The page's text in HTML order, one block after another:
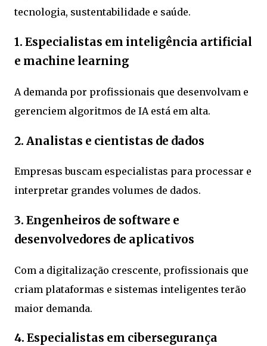
tecnologia, sustentabilidade e saúde.
1. Especialistas em inteligência artificial
e machine learning
A demanda por profissionais que desenvolvam e
gerenciem algoritmos de IA está em alta.
2. Analistas e cientistas de dados
Empresas buscam especialistas para processar e
interpretar grandes volumes de dados.
3. Engenheiros de software e
desenvolvedores de aplicativos
Com a digitalização crescente, profissionais que
criam plataformas e sistemas inteligentes terão
maior demanda.
4. Especialistas em cibersegurança